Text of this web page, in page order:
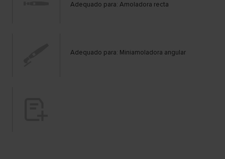
Adequado para: Amoladora recta
Adequado para: Miniamoladora angular